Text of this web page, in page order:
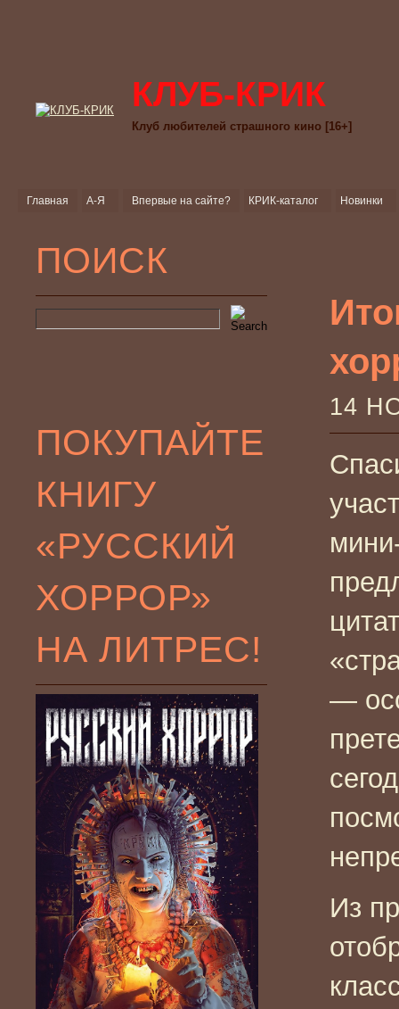
КЛУБ-КРИК
Клуб любителей страшного кино [16+]
Главная А-Я Впервые на сайте? КРИК-каталог Новинки
ПОИСК
ПОКУПАЙТЕ
КНИГУ
«РУССКИЙ
ХОРРОР»
НА ЛИТРЕС!
14
—
Из